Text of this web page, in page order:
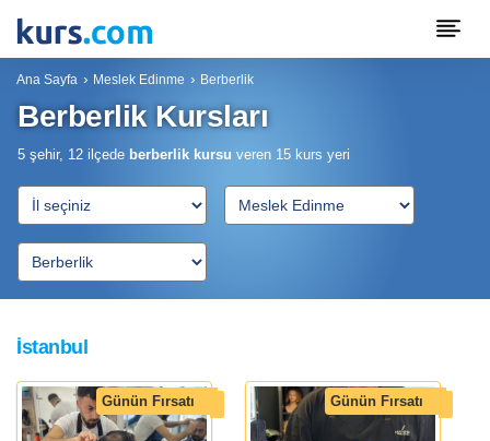
Ana Sayfa Meslek Edinme Berberlik
Berberlik Kursları
5 şehir, 12 ilçede berberlik kursu veren 15 kurs yeri
İstanbul
Günün Fırsatı Günün Fırsatı